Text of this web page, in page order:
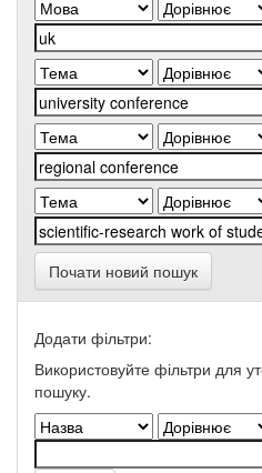
Почати новий пошук
Додати фільтри:
Використовуйте фільтри для
пошуку.